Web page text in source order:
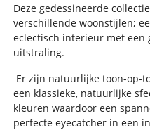
Deze gedessineerde
verschillende woonstijlen;
eclectisch interieur met een
uitstraling.
Er zijn natuurlijke toon-op-
een klassieke, natuurlijke
kleuren waardoor een
perfecte eyecatcher in een